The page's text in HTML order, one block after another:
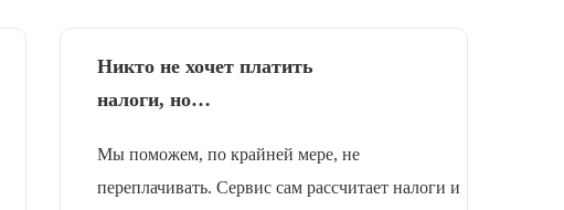
Никто не хочет платить
налоги, но…
Мы поможем, по крайней мере, не
переплачивать. Сервис сам рассчитает налоги и